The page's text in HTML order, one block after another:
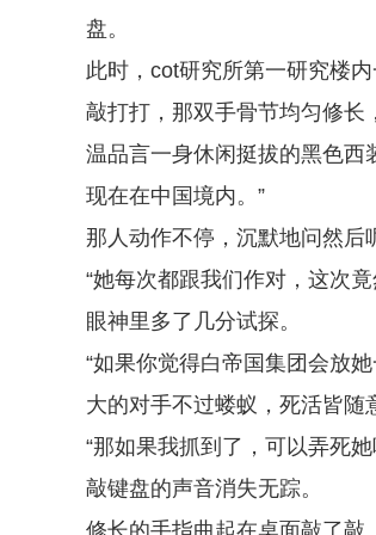
盘。
此时，cot研究所第一研究楼
敲打打，那双手骨节均匀修长
温品言一身休闲挺拔的黑色西
现在在中国境内。”
那人动作不停，沉默地问然后
“她每次都跟我们作对，这次
眼神里多了几分试探。
“如果你觉得白帝国集团会放
大的对手不过蝼蚁，死活皆随
“那如果我抓到了，可以弄死
敲键盘的声音消失无踪。
修长的手指曲起在桌面敲了敲。